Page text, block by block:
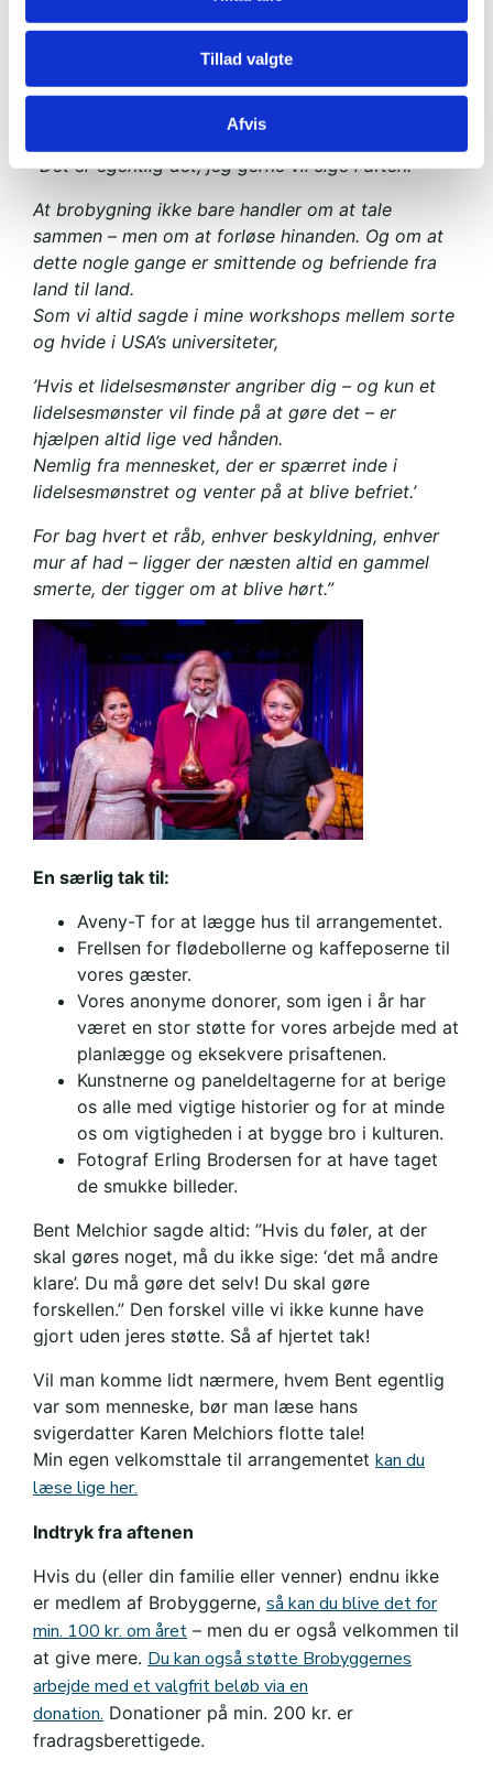
Tillad valgte
Afvis
modtager af årets Bent Melchior Pris.
Hans tale,som du kanlæse her, bød dog også på
hvad jeg synes er en kærkommen påmindelse:
“Det er egentlig dét, jeg gerne vil sige i aften:
At brobygning ikke bare handler om at tale
sammen – men om at forløse hinanden. Og om at
dette nogle gange er smittende og befriende fra
land til land.
Som vi altid sagde i mine workshops mellem sorte
og hvide i USA’s universiteter,
’Hvis et lidelsesmønster angriber dig – og kun et
lidelsesmønster vil finde på at gøre det – er
hjælpen altid lige ved hånden.
Nemlig fra mennesket, der er spærret inde i
lidelsesmønstret og venter på at blive befriet.’
For bag hvert et råb, enhver beskyldning, enhver
mur af had – ligger der næsten altid en gammel
smerte, der tigger om at blive hørt.”
En særlig tak til:
Aveny-T for at lægge hus til arrangementet.
Frellsen for flødebollerne og kaffeposerne til
vores gæster.
Vores anonyme donorer, som igen i år har
været en stor støtte for vores arbejde med at
planlægge og eksekvere prisaftenen.
Kunstnerne og paneldeltagerne for at berige
os alle med vigtige historier og for at minde
os om vigtigheden i at bygge bro i kulturen.
Fotograf Erling Brodersen for at have taget
de smukke billeder.
Bent Melchior sagde altid: ”Hvis du føler, at der
skal gøres noget, må du ikke sige: ‘det må andre
klare’. Du må gøre det selv! Du skal gøre
forskellen.” Den forskel ville vi ikke kunne have
gjort uden jeres støtte. Så af hjertet tak!
Vil man komme lidt nærmere, hvem Bent egentlig
var som menneske, bør man læse hans
svigerdatter Karen Melchiors flotte tale!
Min egen velkomsttale til arrangementet kan du
læse lige her.
Indtryk fra aftenen
Hvis du (eller din familie eller venner) endnu ikke
er medlem af Brobyggerne, så kan du blive det for
min. 100 kr. om året – men du er også velkommen til
at give mere. Du kan også støtte Brobyggernes
arbejde med et valgfrit beløb via en
donation. Donationer på min. 200 kr. er
fradragsberettigede.